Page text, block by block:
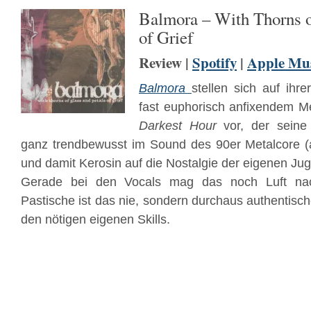
Balmora – With Thorns
of Grief
Review | Spotify | Apple
Balmora stellen sich auf
fast euphorisch anfixendem
Darkest Hourvor, der seine
ganz trendbewusst im Sound des 90er Metalcore
und damit Kerosin auf die Nostalgie der eigenen
Gerade bei den Vocals mag das noch Luft
Pastische ist das nie, sondern durchaus
den nötigen eigenen Skills.